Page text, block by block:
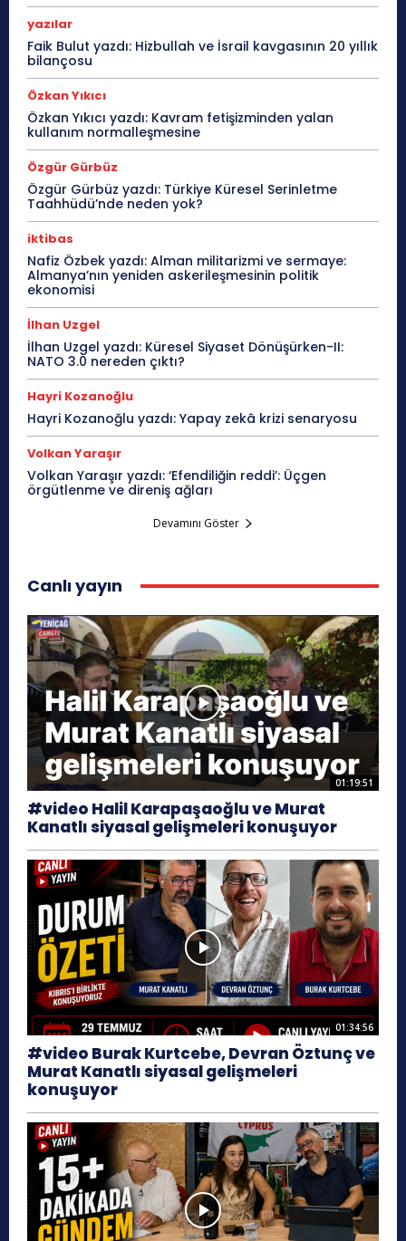
yazılar
Faik Bulut yazdı: Hizbullah ve İsrail kavgasının 20 yıllık
bilançosu
Özkan Yıkıcı
Özkan Yıkıcı yazdı: Kavram fetişizminden yalan
kullanım normalleşmesine
Özgür Gürbüz
Özgür Gürbüz yazdı: Türkiye Küresel Serinletme
Taahhüdü’nde neden yok?
iktibas
Nafiz Özbek yazdı: Alman militarizmi ve sermaye:
Almanya’nın yeniden askerileşmesinin politik
ekonomisi
İlhan Uzgel
İlhan Uzgel yazdı: Küresel Siyaset Dönüşürken-II:
NATO 3.0 nereden çıktı?
Hayri Kozanoğlu
Hayri Kozanoğlu yazdı: Yapay zekâ krizi senaryosu
Volkan Yaraşır
Volkan Yaraşır yazdı: ‘Efendiliğin reddi’: Üçgen
örgütlenme ve direniş ağları
Devamını Göster
Canlı yayın
01:19:51
#video Halil Karapaşaoğlu ve Murat
Kanatlı siyasal gelişmeleri konuşuyor
01:34:56
#video Burak Kurtcebe, Devran Öztunç ve
Murat Kanatlı siyasal gelişmeleri
konuşuyor